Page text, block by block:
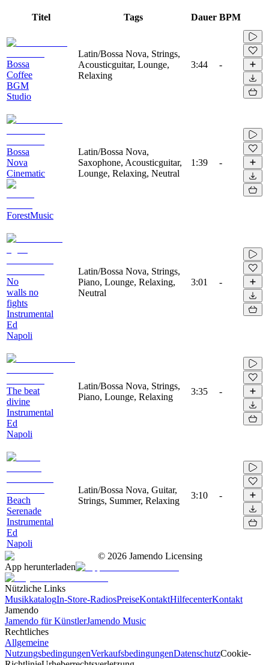
Titel Tags Dauer BPM
Bossa
Coffee
BGM
Studio
Latin/Bossa Nova, Strings,
Acousticguitar, Lounge,
Relaxing
3:44 -
Bossa
Nova
Cinematic
ForestMusic
Latin/Bossa Nova,
Saxophone, Acousticguitar,
Lounge, Relaxing, Neutral
1:39 -
No
walls no
fights
Instrumental
Ed
Napoli
Latin/Bossa Nova, Strings,
Piano, Lounge, Relaxing,
Neutral
3:01 -
The beat
divine
Instrumental
Ed
Napoli
Latin/Bossa Nova, Strings,
Piano, Lounge, Relaxing
3:35 -
Beach
Serenade
Instrumental
Ed
Napoli
Latin/Bossa Nova, Guitar,
Strings, Summer, Relaxing
3:10 -
© 2026 Jamendo Licensing
App herunterladen
Nützliche Links
MusikkatalogIn-Store-RadiosPreiseKontaktHilfecenterKontakt
Jamendo
Jamendo für KünstlerJamendo Music
Rechtliches
Allgemeine
NutzungsbedingungenVerkaufsbedingungenDatenschutzCookie-